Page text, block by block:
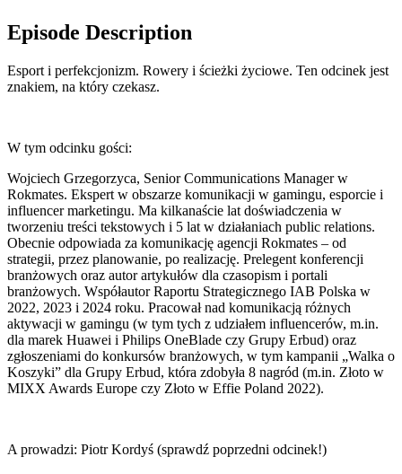
Episode Description
Esport i perfekcjonizm. Rowery i ścieżki życiowe. Ten odcinek jest
znakiem, na który czekasz.
W tym odcinku gości:
Wojciech Grzegorzyca, Senior Communications Manager w
Rokmates. Ekspert w obszarze komunikacji w gamingu, esporcie i
influencer marketingu. Ma kilkanaście lat doświadczenia w
tworzeniu treści tekstowych i 5 lat w działaniach public relations.
Obecnie odpowiada za komunikację agencji Rokmates – od
strategii, przez planowanie, po realizację. Prelegent konferencji
branżowych oraz autor artykułów dla czasopism i portali
branżowych. Współautor Raportu Strategicznego IAB Polska w
2022, 2023 i 2024 roku. Pracował nad komunikacją różnych
aktywacji w gamingu (w tym tych z udziałem influencerów, m.in.
dla marek Huawei i Philips OneBlade czy Grupy Erbud) oraz
zgłoszeniami do konkursów branżowych, w tym kampanii „Walka o
Koszyki” dla Grupy Erbud, która zdobyła 8 nagród (m.in. Złoto w
MIXX Awards Europe czy Złoto w Effie Poland 2022).
A prowadzi: Piotr Kordyś (sprawdź poprzedni odcinek!)